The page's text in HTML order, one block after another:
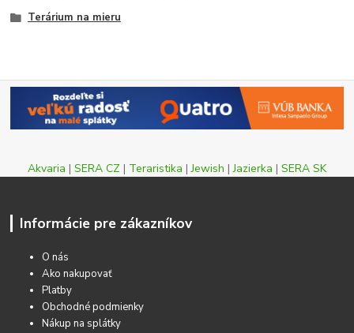
Terárium na mieru
Akvaria | SERA CZ | Teraristika |Jewish |Jazierka | SERA SK
Informácie pre zákazníkov
O nás
Ako nakupovať
Platby
Obchodné podmienky
Nákup na splátky